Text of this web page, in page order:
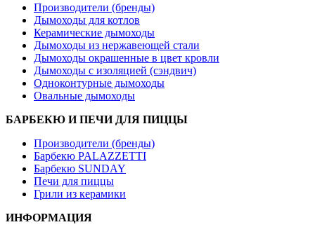
Производители (бренды)
Дымоходы для котлов
Керамические дымоходы
Дымоходы из нержавеющей стали
Дымоходы окрашенные в цвет кровли
Дымоходы с изоляцией (сэндвич)
Одноконтурные дымоходы
Овальные дымоходы
БАРБЕКЮ И ПЕЧИ ДЛЯ ПИЦЦЫ
Производители (бренды)
Барбекю PALAZZETTI
Барбекю SUNDAY
Печи для пиццы
Грили из керамики
ИНФОРМАЦИЯ